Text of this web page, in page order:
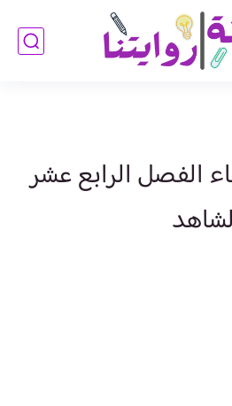
الفصل الرابع عشر